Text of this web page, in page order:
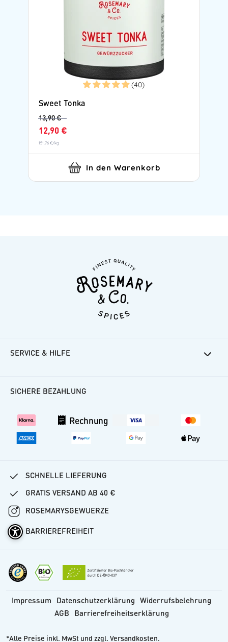
(40)
Sweet Tonka
13,90 €
12,90 €
151,76 €/kg
In den Warenkorb
SERVICE & HILFE
Versand
Vertrag widerrufen
SICHERE BEZAHLUNG
Rechnung
SCHNELLE LIEFERUNG
GRATIS VERSAND AB 40 €
ROSEMARYSGEWUERZE
BARRIEREFREIHEIT
Impressum Datenschutzerklärung
Widerrufsbelehrung
AGB
Barrierefreiheitserklärung
*Alle Preise inkl. MwSt und zzgl. Versandkosten.